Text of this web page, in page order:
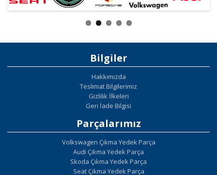
Bilgiler
Hakkımızda
Teslimat Bilgilerimiz
Gizlilik İlkeleri
Geri İade Bilgisi
Parçalarımız
Volkswagen Çıkma Yedek Parça
Audi Çıkma Yedek Parça
Skoda Çıkma Yedek Parça
Seat Çıkma Yedek Parça